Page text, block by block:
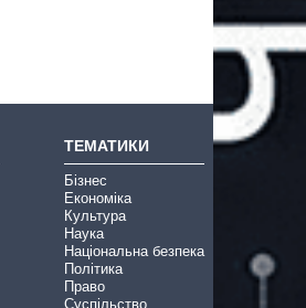
ТЕМАТИКИ
Бізнес
Економіка
Культура
Наука
Національна безпека
Політика
Право
Суспільство